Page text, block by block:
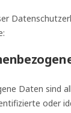
Daten sind
oder